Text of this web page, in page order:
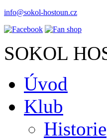
info@sokol-hostoun.cz
SOKOL
Úvod
Klub
Historie